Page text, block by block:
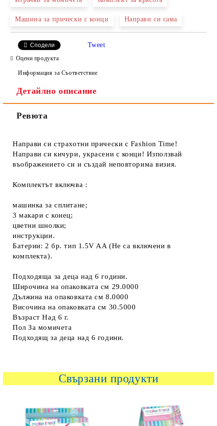
Машина за прически с конци Направи си сама
Сподели Tweet
Оцени продукта
Информация за Съответствие
Детайлно описание
Ревюта
Направи си страхотни прически с Fashion Time!
Направи си кичури, украсeни с конци! Използвай
въображението си и създай неповторима визия.
Комплектът включва :
машинка за сплитане;
3 макари с конец;
цветни шнолки;
инструкции.
Батерии: 2 бр. тип 1.5V AA (Не са включени в
комплекта).
Подходяща за деца над 6 години.
Широчина на опаковката см 29.0000
Дължина на опаковката см 8.0000
Височина на опаковката см 30.5000
Възраст Над 6 г.
Пол За момичета
Подходящ за деца над 6 години.
Свързани продукти